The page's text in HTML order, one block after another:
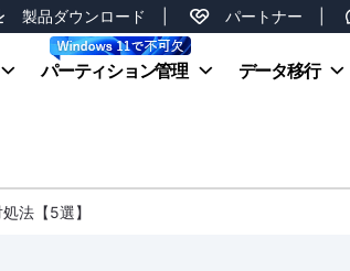
製品ダウンロード パートナー
パーティション管理 データ移行
法【5選】